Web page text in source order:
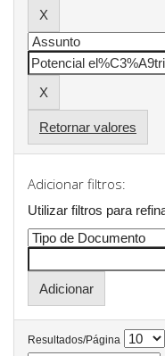
Retornar valores
Adicionar filtros:
Utilizar filtros para
Resultados/Página